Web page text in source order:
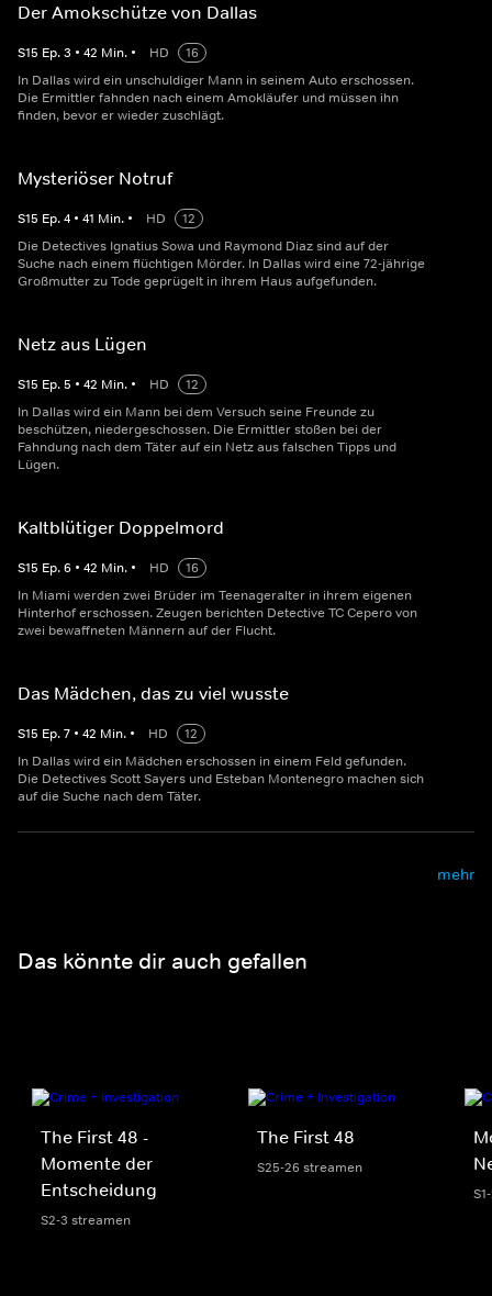
Der Amokschütze von Dallas
S15 Ep.3 • 42 Min. • HD
16
In Dallas wird ein unschuldiger Mann in seinem Auto erschossen.
Die Ermittler fahnden nach einem Amokläufer und müssen ihn
finden, bevor er wieder zuschlägt.
Mysteriöser Notruf
S15 Ep.4 • 41 Min. • HD
12
Die Detectives Ignatius Sowa und Raymond Diaz sind auf der
Suche nach einem flüchtigen Mörder. In Dallas wird eine 72-jährige
Großmutter zu Tode geprügelt in ihrem Haus aufgefunden.
Netz aus Lügen
S15 Ep.5 • 42 Min. • HD
12
In Dallas wird ein Mann bei dem Versuch seine Freunde zu
beschützen, niedergeschossen. Die Ermittler stoßen bei der
Fahndung nach dem Täter auf ein Netz aus falschen Tipps und
Lügen.
Kaltblütiger Doppelmord
S15 Ep.6 • 42 Min. • HD
16
In Miami werden zwei Brüder im Teenageralter in ihrem eigenen
Hinterhof erschossen. Zeugen berichten Detective TC Cepero von
zwei bewaffneten Männern auf der Flucht.
Das Mädchen, das zu viel wusste
S15 Ep.7 • 42 Min. • HD
12
In Dallas wird ein Mädchen erschossen in einem Feld gefunden.
Die Detectives Scott Sayers und Esteban Montenegro machen sich
auf die Suche nach dem Täter.
mehr
Das könnte dir auch gefallen
The First 48 -
Momente der
Entscheidung
S2-3 streamen
The First 48
S25-26 streamen